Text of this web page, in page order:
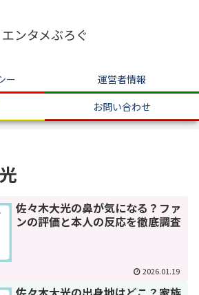
エンタメぶろぐ
ー
運営者情報
お問い合わせ
佐々木大光の鼻が気になる？ファ
ンの評価と本人の反応を徹底調査
2026.01.19